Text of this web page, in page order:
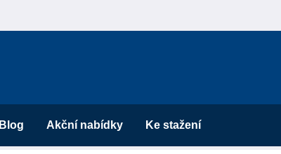
Blog Akční nabídky Ke stažení